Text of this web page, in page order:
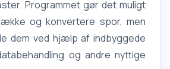
Programmet gør det muligt
og konvertere spor, men
dem ved hjælp af indbyggede
og andre nyttige